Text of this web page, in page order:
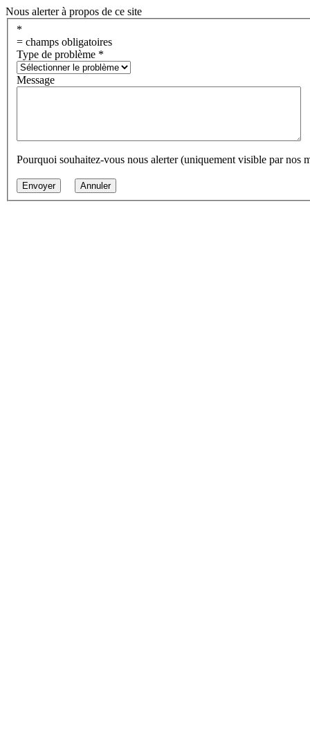
Nous alerter à propos de ce site
*
= champs obligatoires
Type de problème *
Message
Pourquoi souhaitez-vous nous alerter (uniquement visible par nos